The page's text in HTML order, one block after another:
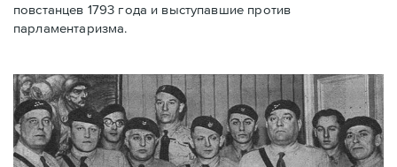
повстанцев 1793 года и выступавшие против
парламентаризма.